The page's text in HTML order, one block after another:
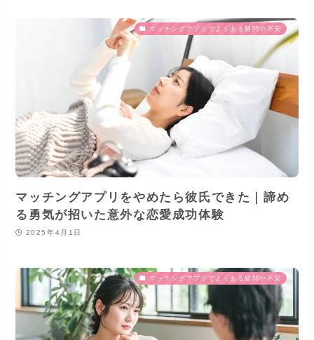
マッチングアプリでよくある疑問や不安
マッチングアプリをやめたら彼氏できた｜諦め
る勇気が招いた意外な恋愛成功体験
2025年4月1日
マッチングアプリでよくある疑問や不安